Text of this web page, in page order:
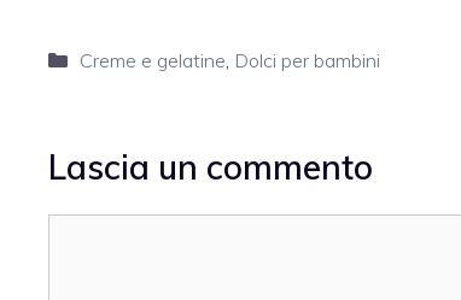
Categorie
Creme e gelatine Dolci per bambini
Lascia un commento